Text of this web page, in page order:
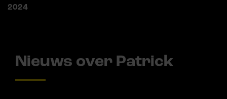
2024
Nieuws over Patrick